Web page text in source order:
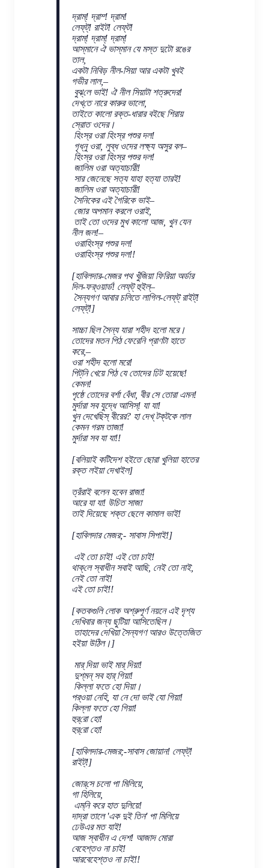
দ্রাম্‌! দ্রাম্‍! দ্রাম!
লেফ্‌ট্! রাইট! লেফ্‌ট!
দ্রাম্‌! দ্রাম্! দ্রাম্!
আস্‌মানে ঐ ভাস্‌মান যে মস্ত দুটো রঙের
তাল,
একটা নিবিড় নীল-সিয়া আর একটা খুবই
গভীর লাল,–
বুঝ্‌লে ভাই! ঐ নীল সিয়াটা শত্রুদের!
দেখ্‌তে নারে কারুর ভালো,
তাইতে কালো রক্ত-ধারার বইছে শিরায়
স্রোত ওদের।
হিংস্র ওরা হিংস্র পশুর দল!
গৃধ্নু ওরা, লুব্ধ ওদের লক্ষ্য অসুর বল–
হিংস্র ওরা হিংস্র পশুর দল!
জালিম ওরা অত্যাচারী!
সার জেনেছে সত্য যাহা হত্যা তারই!
জালিম ওরা অত্যাচারী!
সৈনিকের এই গৈরিকে ভাই–
জোর অপমান করলে ওরাই,
তাই তো ওদের মুখ কালো আজ, খুন যেন
নীল জল!–
ওরাহিংস্র পশুর দল!
ওরাহিংস্র পশুর দল!!
[হাবিলদার-মেজর পথ খুঁজিয়া ফিরিয়া অর্ডার
দিল-ফর্‌ওয়ার্ড! লেফ্‌ট্ হুইল্–
সৈন্যগণ আবার চলিতে লাগিল-লেফ্‌ট্ রাইট্!
লেফ্‌ট্!]
সাচ্চা ছিল সৈন্য যারা শহীদ হলো মরে।
তোদের মতন পিঠ ফেরেনি প্রাণটা হাতে
করে,–
ওরা শহীদ হলো মরে!
পিট্‌নি খেয়ে পিঠ যে তোদের ঢিট হয়েছে!
কেমন!
পৃষ্ঠে তোদের বর্শা বেঁধা, বীর সে তোরা এমন!
মুর্দারা সব যুদ্ধে আসিস্‌! যা যা!
খুন দেখেছিস্ বীরের? হা দেখ্ টক্‌টকে লাল
কেমন গরম তাজা!
মুর্দারা সব যা যা!!
[বলিয়াই কটিদেশ হইতে ছোরা খুলিয়া হাতের
রক্ত লইয়া দেখাইল]
ত্রঁরাই বলেন হবেন রাজা!
আরে যা যা! উচিত সাজা
তাই দিয়েছে শক্ত ছেলে কামাল ভাই!
[হাবিলদার মেজর;- সাবাস সিপাই!]
এই তো চাই! এই তো চাই!
থাক্‌লে স্বাধীন সবাই আছি, নেই তো নাই,
নেই তো নাই!
এই তো চাই!!
[কতকগুলি লোক অশ্রুপূর্ণ নয়নে এই দৃশ্য
দেখিবার জন্য ছুটিয়া আসিতেছিল।
তাহাদের দেখিয়া সৈন্যগণ আরও উত্তেজিত
হইয়া উঠিল।]
মার্ দিয়া ভাই মার্ দিয়া!
দুশ্‌মন্ সব হার্ গিয়া!
কিল্লা ফতে হো দিয়া।
পর্‌ওয়া নেহি, যা নে দো ভাই যো গিয়া!
কিল্লা ফতে হো গিয়া!
হুর্‌রো হো!
হুর্‌রো হো!
[হাবিলদার-মেজর;-সাবাস জোয়ান! লেফ্‌ট্!
রাইট্!]
জোর্‌সে চলো পা মিলিয়ে,
গা হিলিয়ে,
এম্‌নি করে হাত দুলিয়ে!
দাদ্‌রা তালে 'এক দুই তিন' পা মিলিয়ে
ঢেউএর মত যাই!
আজ স্বাধীন এ দেশ! আজাদ মোরা
বেহেশ্‌তও না চাই!
আরবেহেশ্‌তও না চাই!!